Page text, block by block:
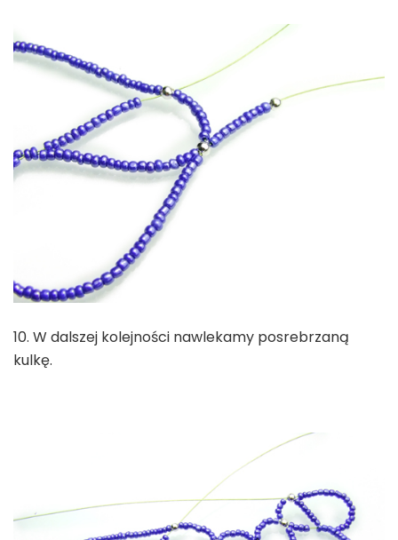
10. W dalszej kolejności nawlekamy posrebrzaną
kulkę.